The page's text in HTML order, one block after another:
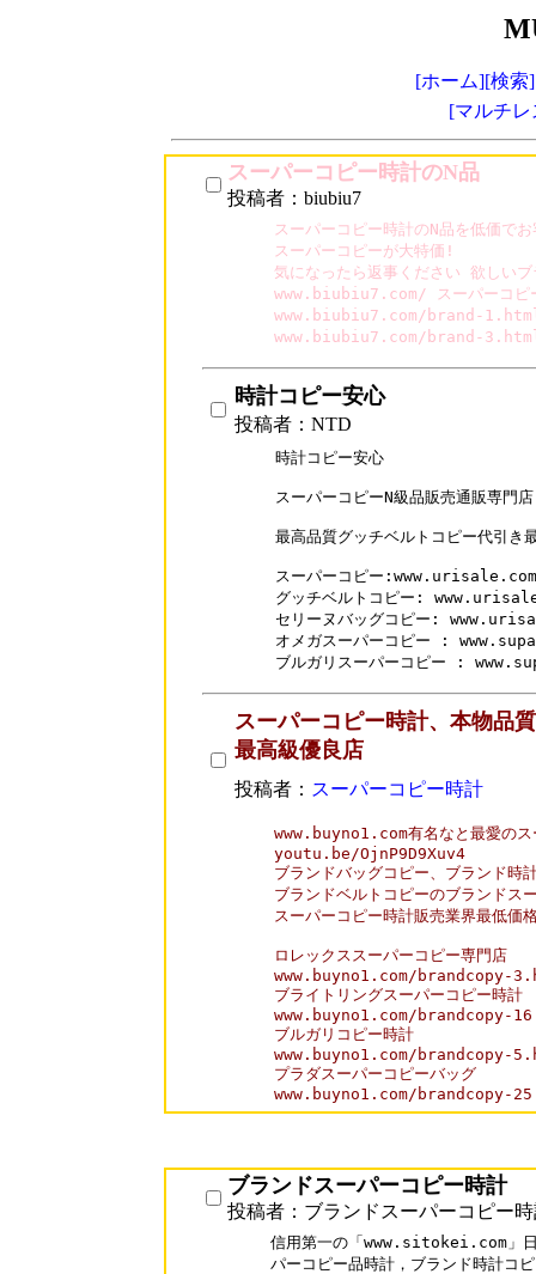
[ホーム][検索]
[マルチ
スーパーコピー時計のN品
投稿者：biubiu7
スーパーコピー時計のN品を低価で
スーパーコピーが大特価!
気になったら返事ください 欲しい
www.biubiu7.com/ スーパーコピ
www.biubiu7.com/brand-1.html
www.biubiu7.com/brand-3.html
時計コピー安心
投稿者：NTD
時計コピー安心
スーパーコピーN級品販売通販専門
最高品質グッチベルトコピー代引き
スーパーコピー
グッチベルトコピー:
セリーヌバッグコピー:
オメガスーパーコピー :
ブルガリスーパーコピー :
スーパーコピー時計、本物品
最高級優良店
投稿者： スーパーコピー時計
www.buyno1.com有名なと最愛の
youtu.be/OjnP9D9Xuv4
ブランドバッグコピー、ブランド時
ブランドベルトコピーのブランドス
スーパーコピー時計販売業界最低価
ロレックススーパーコピー専門店
www.buyno1.com/brandcopy-
ブライトリングスーパーコピー時計
www.buyno1.com/brandcopy-
ブルガリコピー時計
www.buyno1.com/brandcopy-
プラダスーパーコピーバッグ
www.buyno1.com/brandcopy-
ブランドスーパーコピー時計
投稿者：ブランドスーパーコピー
信用第一の「www.sitokei.com」日
パーコピー品時計，ブランド時計コ